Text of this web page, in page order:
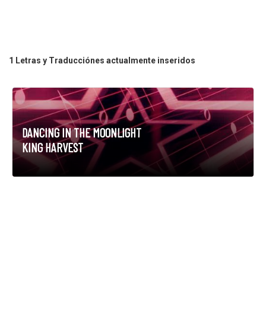
1 Letras y Traducciónes actualmente inseridos
DANCING IN THE MOONLIGHT
KING HARVEST